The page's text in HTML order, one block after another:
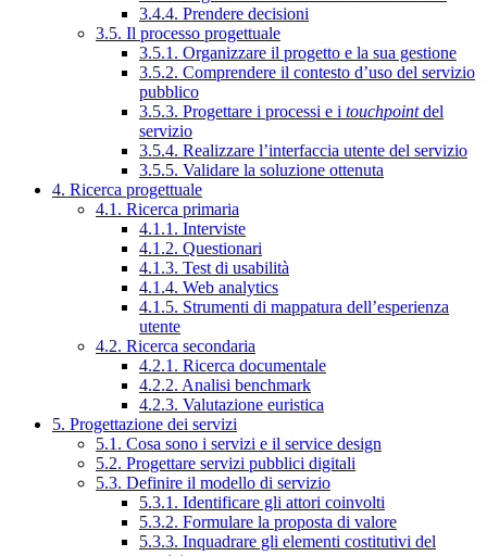
3.4.4. Prendere decisioni
3.5. Il processo progettuale
3.5.1. Organizzare il progetto e la sua gestione
3.5.2. Comprendere il contesto d’uso del servizio
pubblico
3.5.3. Progettare i processi e i touchpointdel
servizio
3.5.4. Realizzare l’interfaccia utente del servizio
3.5.5. Validare la soluzione ottenuta
4. Ricerca progettuale
4.1. Ricerca primaria
4.1.1. Interviste
4.1.2. Questionari
4.1.3. Test di usabilità
4.1.4. Web analytics
4.1.5. Strumenti di mappatura dell’esperienza
utente
4.2. Ricerca secondaria
4.2.1. Ricerca documentale
4.2.2. Analisi benchmark
4.2.3. Valutazione euristica
5. Progettazione dei servizi
5.1. Cosa sono i servizi e il service design
5.2. Progettare servizi pubblici digitali
5.3. Definire il modello di servizio
5.3.1. Identificare gli attori coinvolti
5.3.2. Formulare la proposta di valore
5.3.3. Inquadrare gli elementi costitutivi del